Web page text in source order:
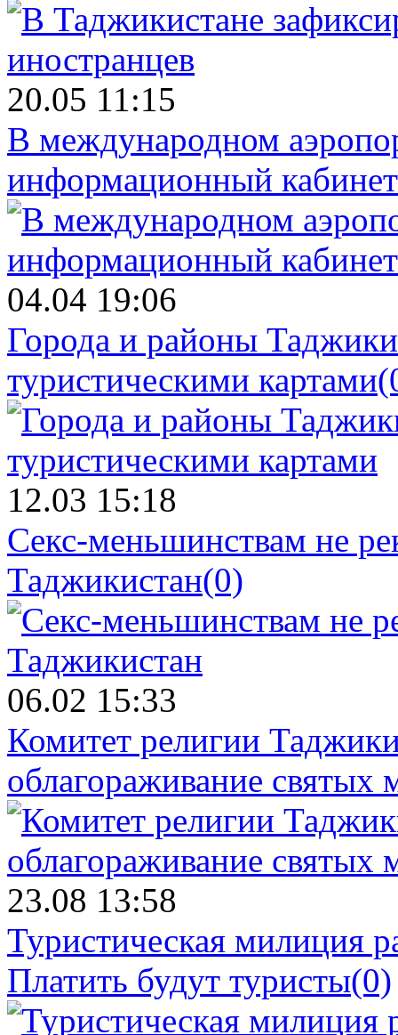
20.05 11:15
В международном
информационный
04.04 19:06
Города и районы
туристическими картами
12.03 15:18
Cекс-меньшинствам не
Таджикистан(0)
06.02 15:33
Комитет религии
облагораживание святых
23.08 13:58
Туристическая милиция
Платить будут туристы(0)